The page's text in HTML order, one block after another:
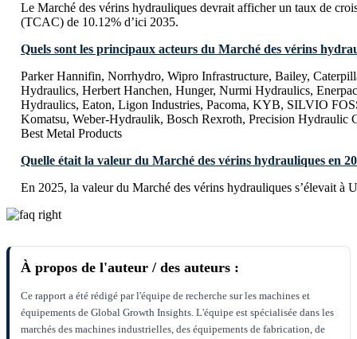
Le Marché des vérins hydrauliques devrait afficher un taux de
(TCAC) de 10.12% d’ici 2035.
Quels sont les principaux acteurs du Marché des vérins
Parker Hannifin, Norrhydro, Wipro Infrastructure, Bailey,
Hydraulics, Herbert Hanchen, Hunger, Nurmi Hydraulics,
Hydraulics, Eaton, Ligon Industries, Pacoma, KYB, SILVIO
Komatsu, Weber-Hydraulik, Bosch Rexroth, Precision Hydraulic
Best Metal Products
Quelle était la valeur du Marché des vérins hydrauliques en
En 2025, la valeur du Marché des vérins hydrauliques s’élevait à
À propos de l'auteur / des auteurs :
Ce rapport a été rédigé par l'équipe de recherche sur les machines et
équipements de Global Growth Insights. L'équipe est spécialisée dans les
marchés des machines industrielles, des équipements de fabrication, de